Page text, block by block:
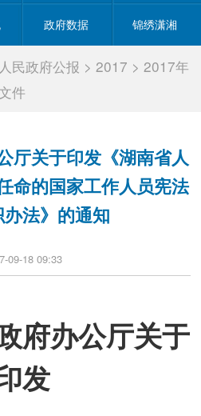
政府数据 锦绣潇湘
民政府公报 >2017 >2017年
件
厅关于印发《湖南省人
命的国家工作人员宪法
法》的通知
09-18 09:33
府办公厅关于
发